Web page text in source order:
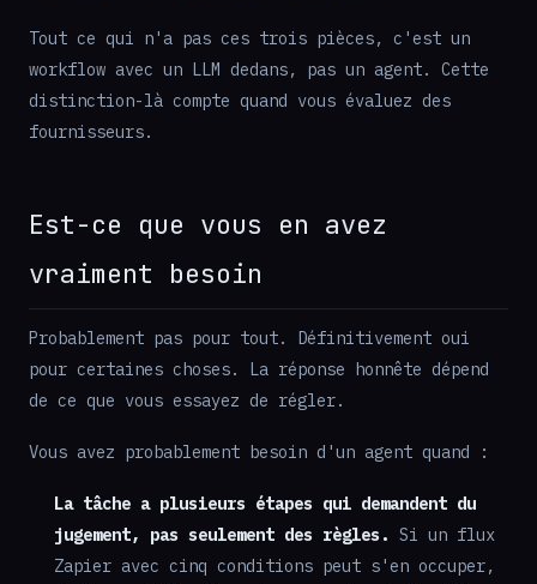
Tout ce qui n'a pas ces trois pièces, c'est un
workflow avec un LLM dedans, pas un agent. Cette
distinction-là compte quand vous évaluez des
fournisseurs.
Est-ce que vous en avez
vraiment besoin
Probablement pas pour tout. Définitivement oui
pour certaines choses. La réponse honnête dépend
de ce que vous essayez de régler.
Vous avez probablement besoin d'un agent quand :
La tâche a plusieurs étapes qui demandent du
jugement, pas seulement des règles. Si un flux
Zapier avec cinq conditions peut s'en occuper,